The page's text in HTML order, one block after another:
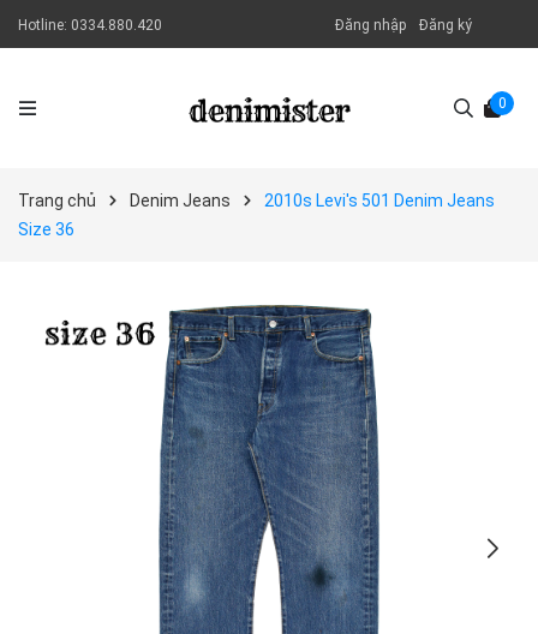
Hotline: 0334.880.420 Đăng nhập Đăng ký
0
Trang chủ Denim Jeans
2010s Levi's 501 Denim Jeans
Size 36